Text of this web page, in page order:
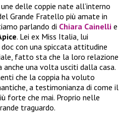
delle coppie nate all’interno
Grande Fratello più amate in
parlando di Chiara Cainelli e
. Lei ex Miss Italia, lui
con una spiccata attitudine
fatto sta che la loro relazione
anche una volta usciti dalla casa.
che la coppia ha voluto
a testimonianza di come il
forte che mai. Proprio nelle
traguardo.